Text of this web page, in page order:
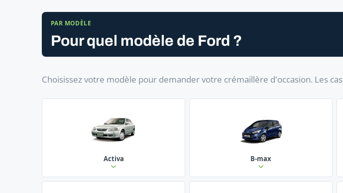
PAR MODÈLE
Pour quel modèle de Ford ?
Choisissez votre modèle pour demander votre crémaillère d'occasion. Les
Activa B-max